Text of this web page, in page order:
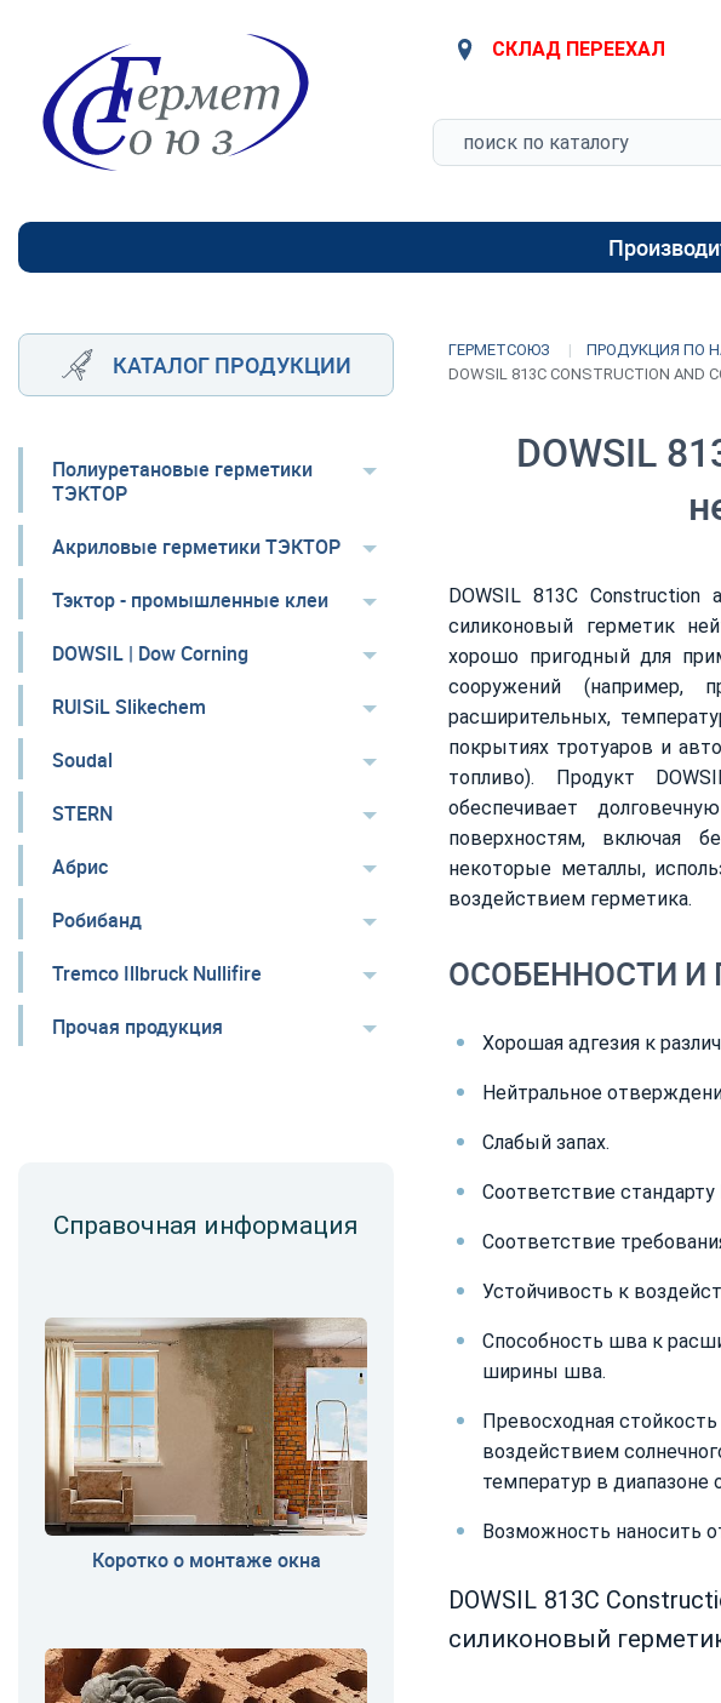
СКЛАД ПЕРЕЕХАЛ
КАТАЛОГ ПРОДУКЦИИ
Полиуретановые герметики
ТЭКТОР
Акриловые герметики ТЭКТОР
Тэктор - промышленные клеи
DOWSIL | Dow Corning
RUISiL Slikechem
Soudal
STERN
Абрис
Робибанд
Tremco Illbruck Nullifire
Прочая продукция
Справочная информация
Коротко о монтаже окна
ГЕРМЕТСОЮЗ ПРОДУКЦИЯ ПО
DOWSIL 813C CONSTRUCTION AND
DOWSIL
DOWSIL 813C
силиконовый герметик
хорошо пригодный для
сооружений (например,
расширительных,
покрытиях тротуаров и
топливо). Продукт
обеспечивает
поверхностям, включая
некоторые металлы,
воздействием герметика.
ОСОБЕННОСТИ
Хорошая адгезия к
Нейтральное
Слабый запах.
Соответствие стандарту
Соответствие
Устойчивость к
Способность шва к
ширины шва.
Превосходная
воздействием
температур в диапазоне
Возможность наносить
DOWSIL 813C
силиконовый